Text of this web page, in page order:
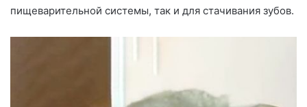
пищеварительной системы, так и для стачивания зубов.